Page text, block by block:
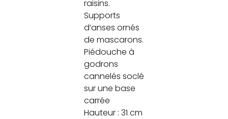
raisins.
Supports
d’anses ornés
de mascarons.
Piédouche à
godrons
cannelés soclé
sur une base
carrée
Hauteur : 31 cm